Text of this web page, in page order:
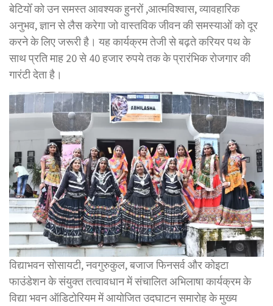
बेटियोँ को उन समस्त आवश्यक हुनरों ,आत्मविश्वास, व्यावहारिक
अनुभव, ज्ञान से लैस करेगा जो वास्तविक जीवन की समस्याओं को दूर
करने के लिए जरूरी है। यह कार्यक्रम तेजी से बढ़ते करियर पथ के
साथ प्रति माह 20 से 40 हजार रुपये तक के प्रारंभिक रोजगार की
गारंटी देता है।
विद्याभवन सोसायटी, नवगुरुकुल, बजाज फिनसर्व और कोइटा
फाउंडेशन के संयुक्त तत्वावधान में संचालित अभिलाषा कार्यक्रम के
विद्या भवन ऑडिटोरियम में आयोजित उदघाटन समारोह के मुख्य